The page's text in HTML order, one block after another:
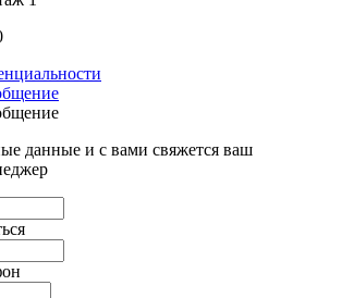
данные и с вами свяжется ваш